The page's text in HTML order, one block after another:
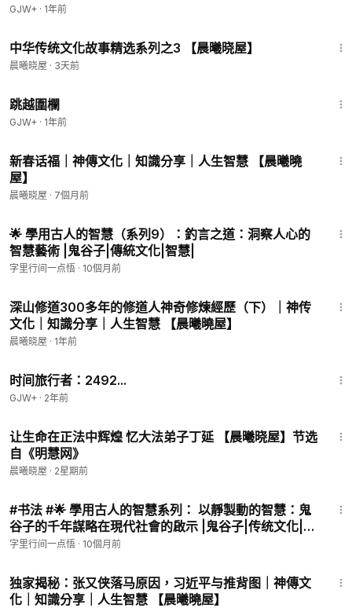
GJW+ · 1年前
中华传统文化故事精选系列之3 【晨曦晓屋】
晨曦晓屋 · 3天前
跳越圍欄
GJW+ · 1年前
新春话福｜神傳文化｜知識分享｜人生智慧 【晨曦曉
屋】
晨曦晓屋 · 7個月前
🌟 學用古人的智慧（系列9）：釣言之道：洞察人心的
智慧藝術 |鬼谷子|傳統文化|智慧|
字里行间一点悟 · 10個月前
深山修道300多年的修道人神奇修煉經歷（下）｜神传
文化｜知識分享｜人生智慧 【晨曦曉屋】
晨曦晓屋 · 1年前
时间旅行者：2492...
GJW+ · 2年前
让生命在正法中辉煌 忆大法弟子丁延 【晨曦晓屋】节选
自《明慧网》
晨曦晓屋 · 2星期前
#书法 #🌟 學用古人的智慧系列： 以靜製動的智慧：鬼
谷子的千年謀略在現代社會的啟示 |鬼谷子|传统文化|智
慧|汉字
字里行间一点悟 · 10個月前
独家揭秘：张又侠落马原因，习近平与推背图｜神傳文
化｜知識分享｜人生智慧 【晨曦曉屋】